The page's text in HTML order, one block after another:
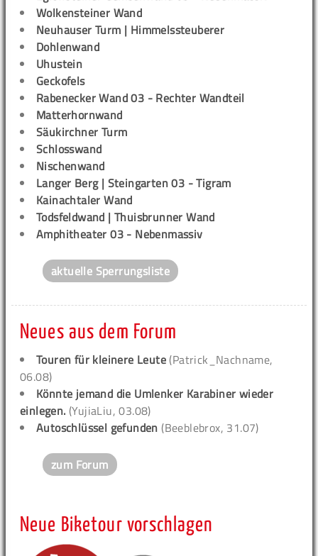
Wolkensteiner Wand
Neuhauser Turm | Himmelssteuberer
Dohlenwand
Uhustein
Geckofels
Rabenecker Wand 03 - Rechter Wandteil
Matterhornwand
Säukirchner Turm
Schlosswand
Nischenwand
Langer Berg | Steingarten 03 - Tigram
Kainachtaler Wand
Todsfeldwand | Thuisbrunner Wand
Amphitheater 03 - Nebenmassiv
aktuelle Sperrungsliste
Neues aus dem Forum
Touren für kleinere Leute (Patrick_Nachname,
06.08)
Könnte jemand die Umlenker Karabiner wieder
einlegen. (YujiaLiu, 03.08)
Autoschlüssel gefunden (Beeblebrox, 31.07)
zum Forum
Neue Biketour vorschlagen